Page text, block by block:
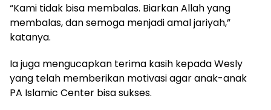
“Kami tidak bisa membalas. Biarkan Allah yang
membalas, dan semoga menjadi amal jariyah,”
katanya.
Ia juga mengucapkan terima kasih kepada Wesly
yang telah memberikan motivasi agar anak-anak
PA Islamic Center bisa sukses.